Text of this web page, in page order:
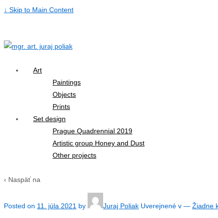
↓ Skip to Main Content
Art
Paintings
Objects
Prints
Set design
Prague Quadrennial 2019
Artistic group Honey and Dust
Other projects
‹ Naspäť na
Posted on 11. júla 2021 by Juraj Poliak Uverejnené v — Žiadne